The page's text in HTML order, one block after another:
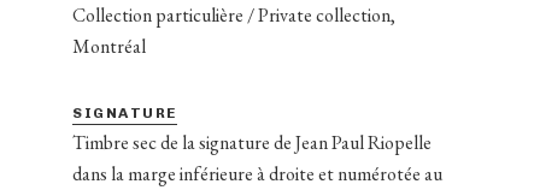
Collection particulière / Private collection,
Montréal
SIGNATURE
Timbre sec de la signature de Jean Paul Riopelle
dans la marge inférieure à droite et numérotée au